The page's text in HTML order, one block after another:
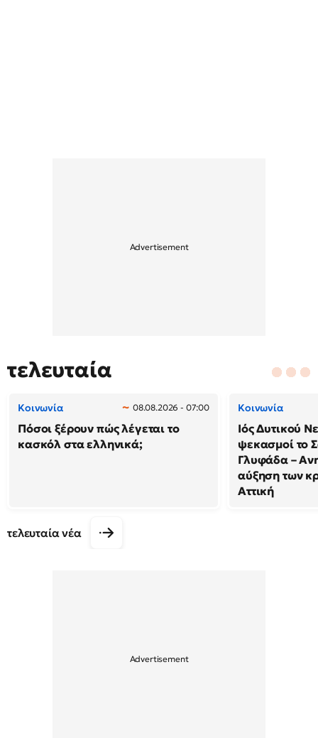
τελευταία
Κοινωνία 08.08.2026 - 07:00
Πόσοι ξέρουν πώς λέγεται το
κασκόλ στα ελληνικά;
Κοινωνία
Ιός Δυτικού
ψεκασμοί το
Γλυφάδα –
αύξηση των
Αττική
τελευταία νέα